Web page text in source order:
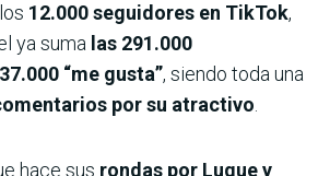
12.000 seguidores en TikTok,
ya suma las 291.000
“me gusta”, siendo toda una
por su atractivo
hace sus rondas por Luque y